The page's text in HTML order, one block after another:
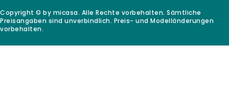
Copyright © by micasa. Alle Rechte vorbehalten. Sämtliche
Preisangaben sind unverbindlich. Preis- und Modelländerungen
vorbehalten.